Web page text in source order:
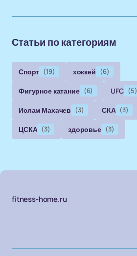
Статьи по категориям
Спорт (19) хоккей (6)
Фигурное катание (6) UFC (5)
Ислам Махачев (3) СКА (3)
ЦСКА (3) здоровье (3)
fitness-home.ru